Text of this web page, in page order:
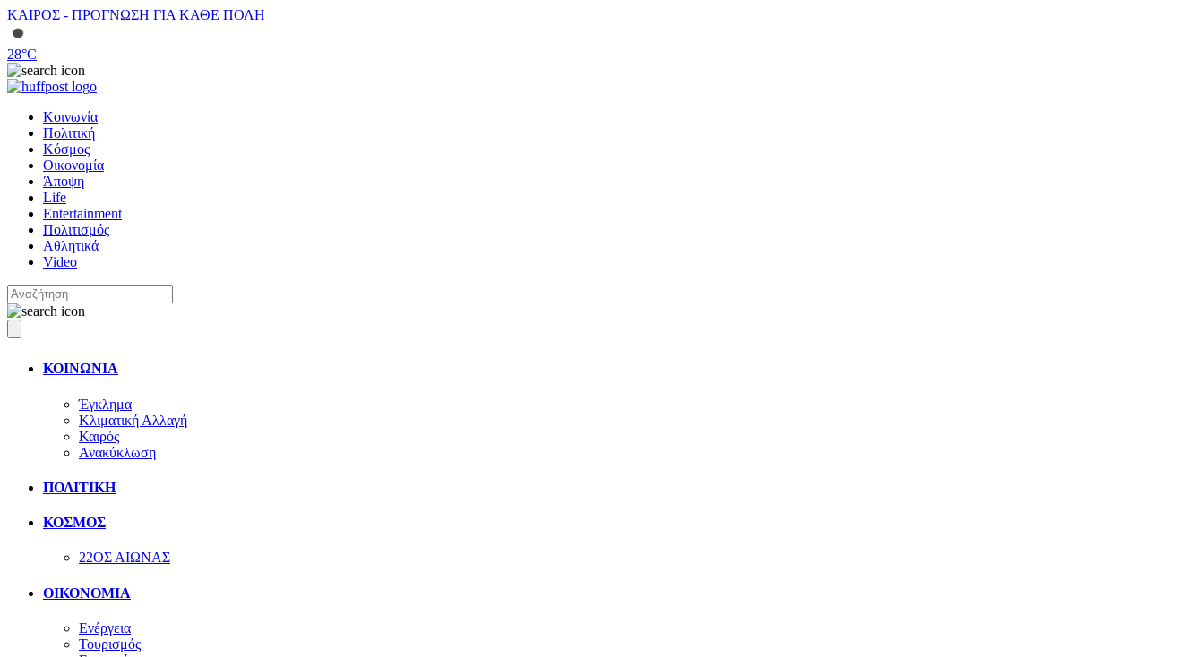
ΚΑΙΡΟΣ - ΠΡΟΓΝΩΣΗ ΓΙΑ ΚΑΘΕ ΠΟΛΗ
28°C
Κοινωνία
Πολιτική
Κόσμος
Οικονομία
Άποψη
Life
Entertainment
Πολιτισμός
Αθλητικά
Video
ΚΟΙΝΩΝΙΑ
Έγκλημα
Κλιματική Αλλαγή
Καιρός
Ανακύκλωση
ΠΟΛΙΤΙΚΗ
ΚΟΣΜΟΣ
22ΟΣ ΑΙΩΝΑΣ
ΟΙΚΟΝΟΜΙΑ
Ενέργεια
Τουρισμός